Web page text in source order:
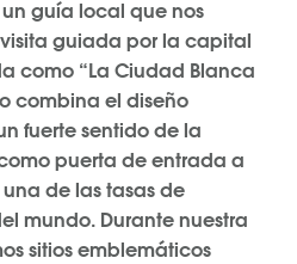
guía local que nos
guiada por la capital
como “La Ciudad Blanca
combina el diseño
fuerte sentido de la
puerta de entrada a
de las tasas de
mundo. Durante nuestra
sitios emblemáticos